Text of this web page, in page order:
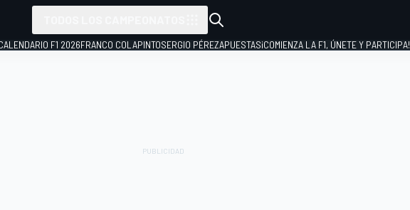
F1 2026FRANCO COLAPINTOSERGIO PÉREZAPUESTAS¡COMIENZA LA F1, ÚNETE Y PARTICIPA!